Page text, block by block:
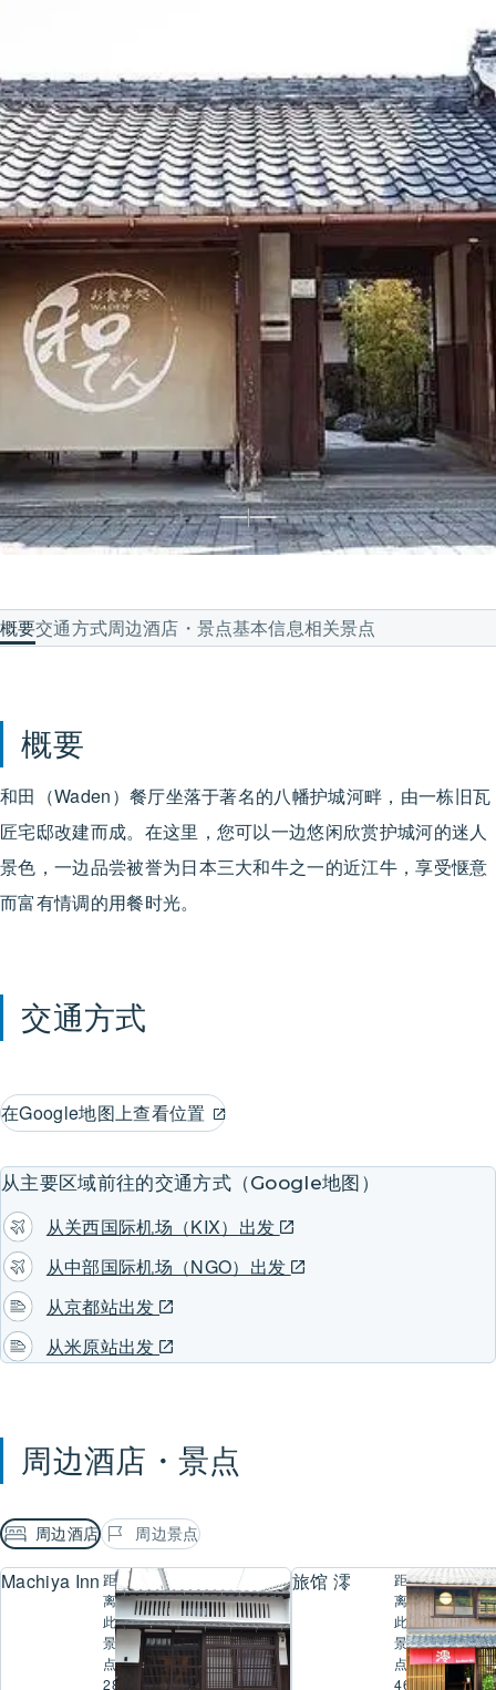
概要交通方式周边酒店・景点基本信息相关景点
概要
和田（Waden）餐厅坐落于著名的八幡护城河畔，由一栋旧瓦
匠宅邸改建而成。在这里，您可以一边悠闲欣赏护城河的迷人
景色，一边品尝被誉为日本三大和牛之一的近江牛，享受惬意
而富有情调的用餐时光。
交通方式
在Google地图上查看位置
从主要区域前往的交通方式（Google地图）
从关西国际机场（KIX）出发
从中部国际机场（NGO）出发
从京都站出发
从米原站出发
周边酒店・景点
周边酒店 周边景点
Machiya Inn 距
离
此
景
点
286
旅馆 澪
距
离
此
景
点
462